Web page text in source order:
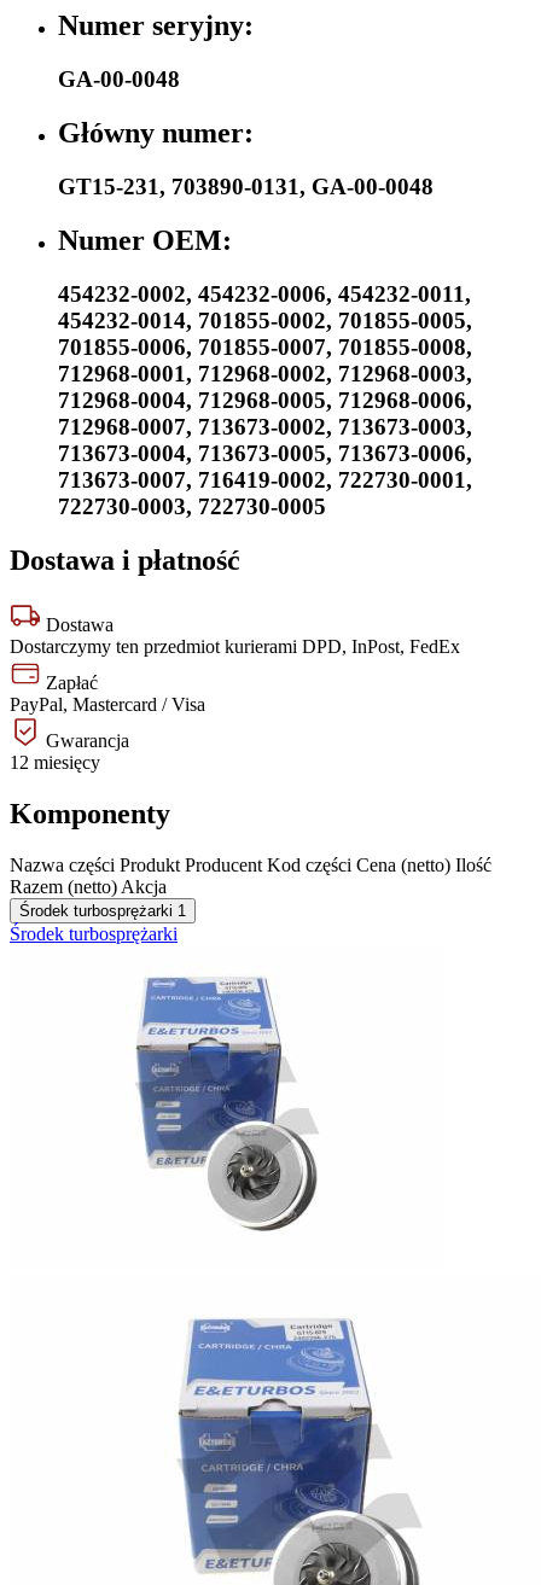
Numer seryjny:
GA-00-0048
Główny numer:
GT15-231, 703890-0131, GA-00-0048
Numer OEM:
454232-0002, 454232-0006, 454232-0011,
454232-0014, 701855-0002, 701855-0005,
701855-0006, 701855-0007, 701855-0008,
712968-0001, 712968-0002, 712968-0003,
712968-0004, 712968-0005, 712968-0006,
712968-0007, 713673-0002, 713673-0003,
713673-0004, 713673-0005, 713673-0006,
713673-0007, 716419-0002, 722730-0001,
722730-0003, 722730-0005
Dostawa i płatność
Dostawa
Dostarczymy ten przedmiot kurierami DPD, InPost, FedEx
Zapłać
PayPal, Mastercard / Visa
Gwarancja
12 miesięcy
Komponenty
Nazwa części Produkt Producent Kod części Cena (netto) Ilość
Razem (netto) Akcja
Środek turbosprężarki 1
Środek turbosprężarki